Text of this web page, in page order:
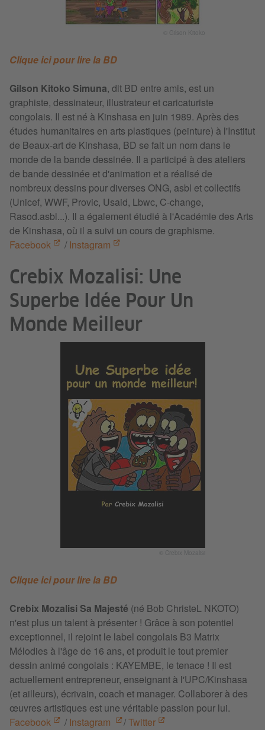
© Gilson Kitoko
Clique ici pour lire la BD
Gilson Kitoko Simuna, dit BD entre amis, est un
graphiste, dessinateur, illustrateur et caricaturiste
congolais. Il est né à Kinshasa en juin 1989. Après des
études humanitaires en arts plastiques (peinture) à l'Institut
de Beaux-art de Kinshasa, BD se fait un nom dans le
monde de la bande dessinée. Il a participé à des ateliers
de bande dessinée et d'animation et a réalisé de
nombreux dessins pour diverses ONG, asbl et collectifs
(Unicef, WWF, Provic, Usaid, Lbwc, C-change,
Rasod.asbl...). Il a également étudié à l'Académie des Arts
de Kinshasa, où il a suivi un cours de graphisme.
Facebook
/ Instagram
Crebix Mozalisi: Une
Superbe Idée Pour Un
Monde Meilleur
© Crebix Mozalisi
Clique ici pour lire la BD
Crebix Mozalisi Sa Majesté (né Bob ChristeL NKOTO)
n'est plus un talent à présenter ! Grâce à son potentiel
exceptionnel, il rejoint le label congolais B3 Matrix
Mélodies à l'âge de 16 ans, et produit le tout premier
dessin animé congolais : KAYEMBE, le tenace ! Il est
actuellement entrepreneur, enseignant à l'UPC/Kinshasa
(et ailleurs), écrivain, coach et manager. Collaborer à des
œuvres artistiques est une véritable passion pour lui.
Facebook
/Instagram /Twitter